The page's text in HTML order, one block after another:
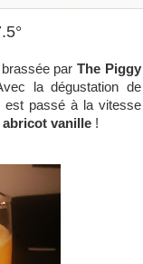
brassée parThe Piggy
la dégustation de
est passé à la vitesse
abricot vanille !